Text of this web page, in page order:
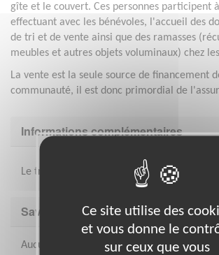
gîte et le couvert. Ces personnes participent
effectuant avec les bénévoles, l'accueil des
de tri et de vente ainsi que des ramasses
meubles et autres objets voluminaux) chez
La vente est la seule source de financement
communauté, il est donc primordial de
Informations complémentaires
Le travail s'effectue en équipe avec les
Savoir être & compétences
Aucunes compétences particulières pour
Ce site utilise des
et vous donne le
sur ceux que vous